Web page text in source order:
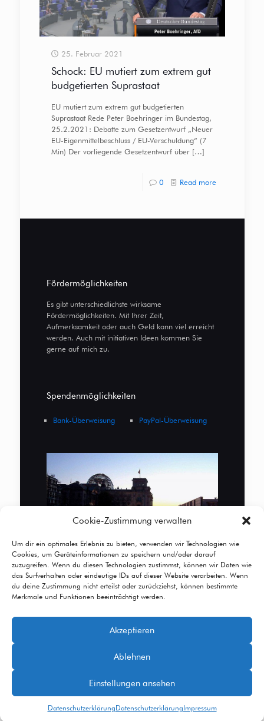
Cookie-Zustimmung verwalten
Um dir ein optimales Erlebnis zu bieten, verwenden wir Technologien wie
Cookies, um Geräteinformationen zu speichern und/oder darauf
zuzugreifen. Wenn du diesen Technologien zustimmst, können wir Daten wie
das Surfverhalten oder eindeutige IDs auf dieser Website verarbeiten. Wenn
du deine Zustimmung nicht erteilst oder zurückziehst, können bestimmte
Merkmale und Funktionen beeinträchtigt werden.
Akzeptieren
Ablehnen
Einstellungen ansehen
DatenschutzerklärungDatenschutzerklärungImpressum
25. Februar 2021
Schock: EU mutiert zum extrem gut
budgetierten Suprastaat
EU mutiert zum extrem gut budgetierten
Suprastaat Rede Peter Boehringer im Bundestag,
25.2.2021: Debatte zum Gesetzentwurf „Neuer
EU-Eigenmittelbeschluss / EU-Verschuldung“ (7
Min) Der vorliegende Gesetzentwurf über[…]
0 Read more
Fördermöglichkeiten
Es gibt unterschiedlichste wirksame
Fördermöglichkeiten. Mit Ihrer Zeit,
Aufmerksamkeit oder auch Geld kann viel erreicht
werden. Auch mit initiativen Ideen kommen Sie
gerne auf mich zu.
Spendenmöglichkeiten
Bank-Überweisung PayPal-Überweisung
© 2026 Betheme byMuffin group